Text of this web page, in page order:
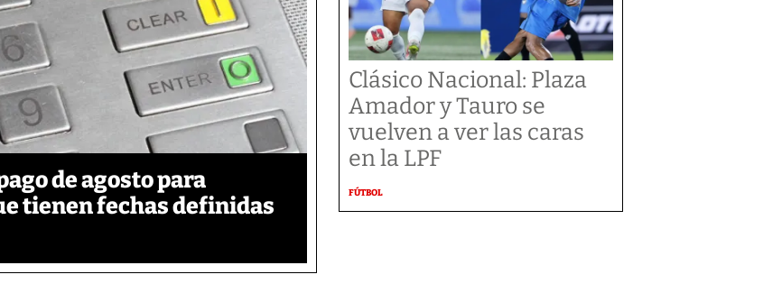
de agosto para
tienen fechas definidas
Clásico Nacional: Plaza
Amador y Tauro se
vuelven a ver las caras
en la LPF
FÚTBOL